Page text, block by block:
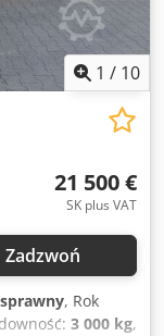
1 / 10
21 500 €
SK plus VAT
Zadzwoń
, Rok
3 000 kg,